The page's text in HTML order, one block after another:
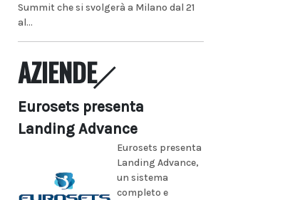
Summit che si svolgerà a Milano dal 21
al...
AZIENDE
Eurosets presenta
Landing Advance
Eurosets presenta
Landing Advance,
un sistema
completo e